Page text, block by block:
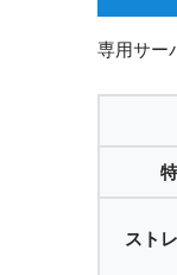
専用サー
スト